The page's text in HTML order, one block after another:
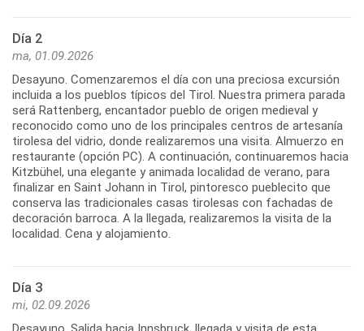
Día 2
ma, 01.09.2026
Desayuno. Comenzaremos el día con una preciosa excursión
incluida a los pueblos típicos del Tirol. Nuestra primera parada
será Rattenberg, encantador pueblo de origen medieval y
reconocido como uno de los principales centros de artesanía
tirolesa del vidrio, donde realizaremos una visita. Almuerzo en
restaurante (opción PC). A continuación, continuaremos hacia
Kitzbühel, una elegante y animada localidad de verano, para
finalizar en Saint Johann in Tirol, pintoresco pueblecito que
conserva las tradicionales casas tirolesas con fachadas de
decoración barroca. A la llegada, realizaremos la visita de la
localidad. Cena y alojamiento.
Día 3
mi, 02.09.2026